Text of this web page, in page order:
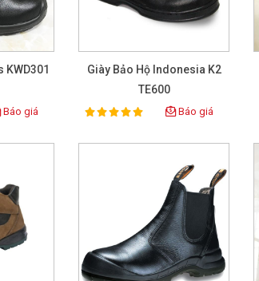
KWD301
Báo giá
Giày Bảo Hộ Indonesia K2
TE600
Rating:
100% Báo giá